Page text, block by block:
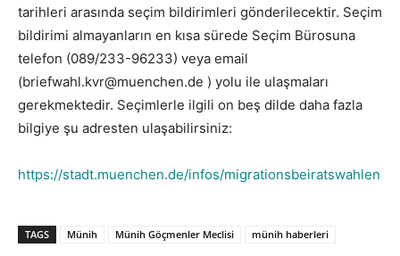
tarihleri arasında seçim bildirimleri gönderilecektir. Seçim
bildirimi almayanların en kısa sürede Seçim Bürosuna
telefon (089/233-96233) veya email
(briefwahl.kvr@muenchen.de ) yolu ile ulaşmaları
gerekmektedir. Seçimlerle ilgili on beş dilde daha fazla
bilgiye şu adresten ulaşabilirsiniz:
https://stadt.muenchen.de/infos/migrationsbeiratswahlen
TAGS Münih Münih Göçmenler Meclisi münih haberleri